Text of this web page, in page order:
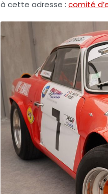
à cette adresse : comité